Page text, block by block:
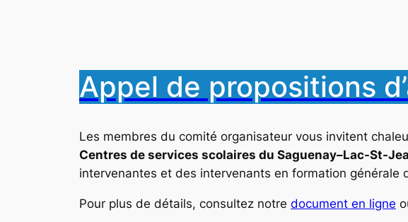
Appel de propositions
Les membres du comité organisateur vous invitent
Centres de services scolaires du Saguenay–Lac-St-
intervenantes et des intervenants en formation générale
Pour plus de détails, consultez notre document en ligne